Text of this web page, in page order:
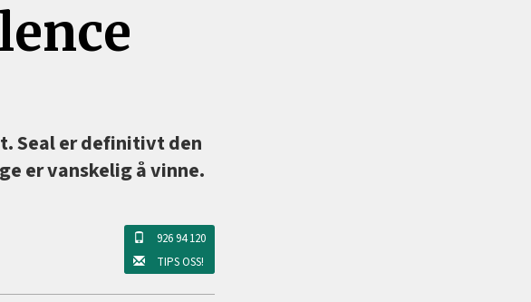
Seal er definitivt den
er vanskelig å vinne.
926 94 120
TIPS OSS!